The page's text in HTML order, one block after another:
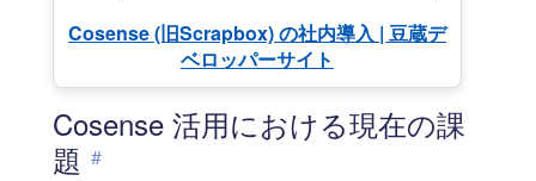
Cosense (旧Scrapbox) の社内導入 | 豆蔵デ
ベロッパーサイト
Cosense 活用における現在の課
題 #